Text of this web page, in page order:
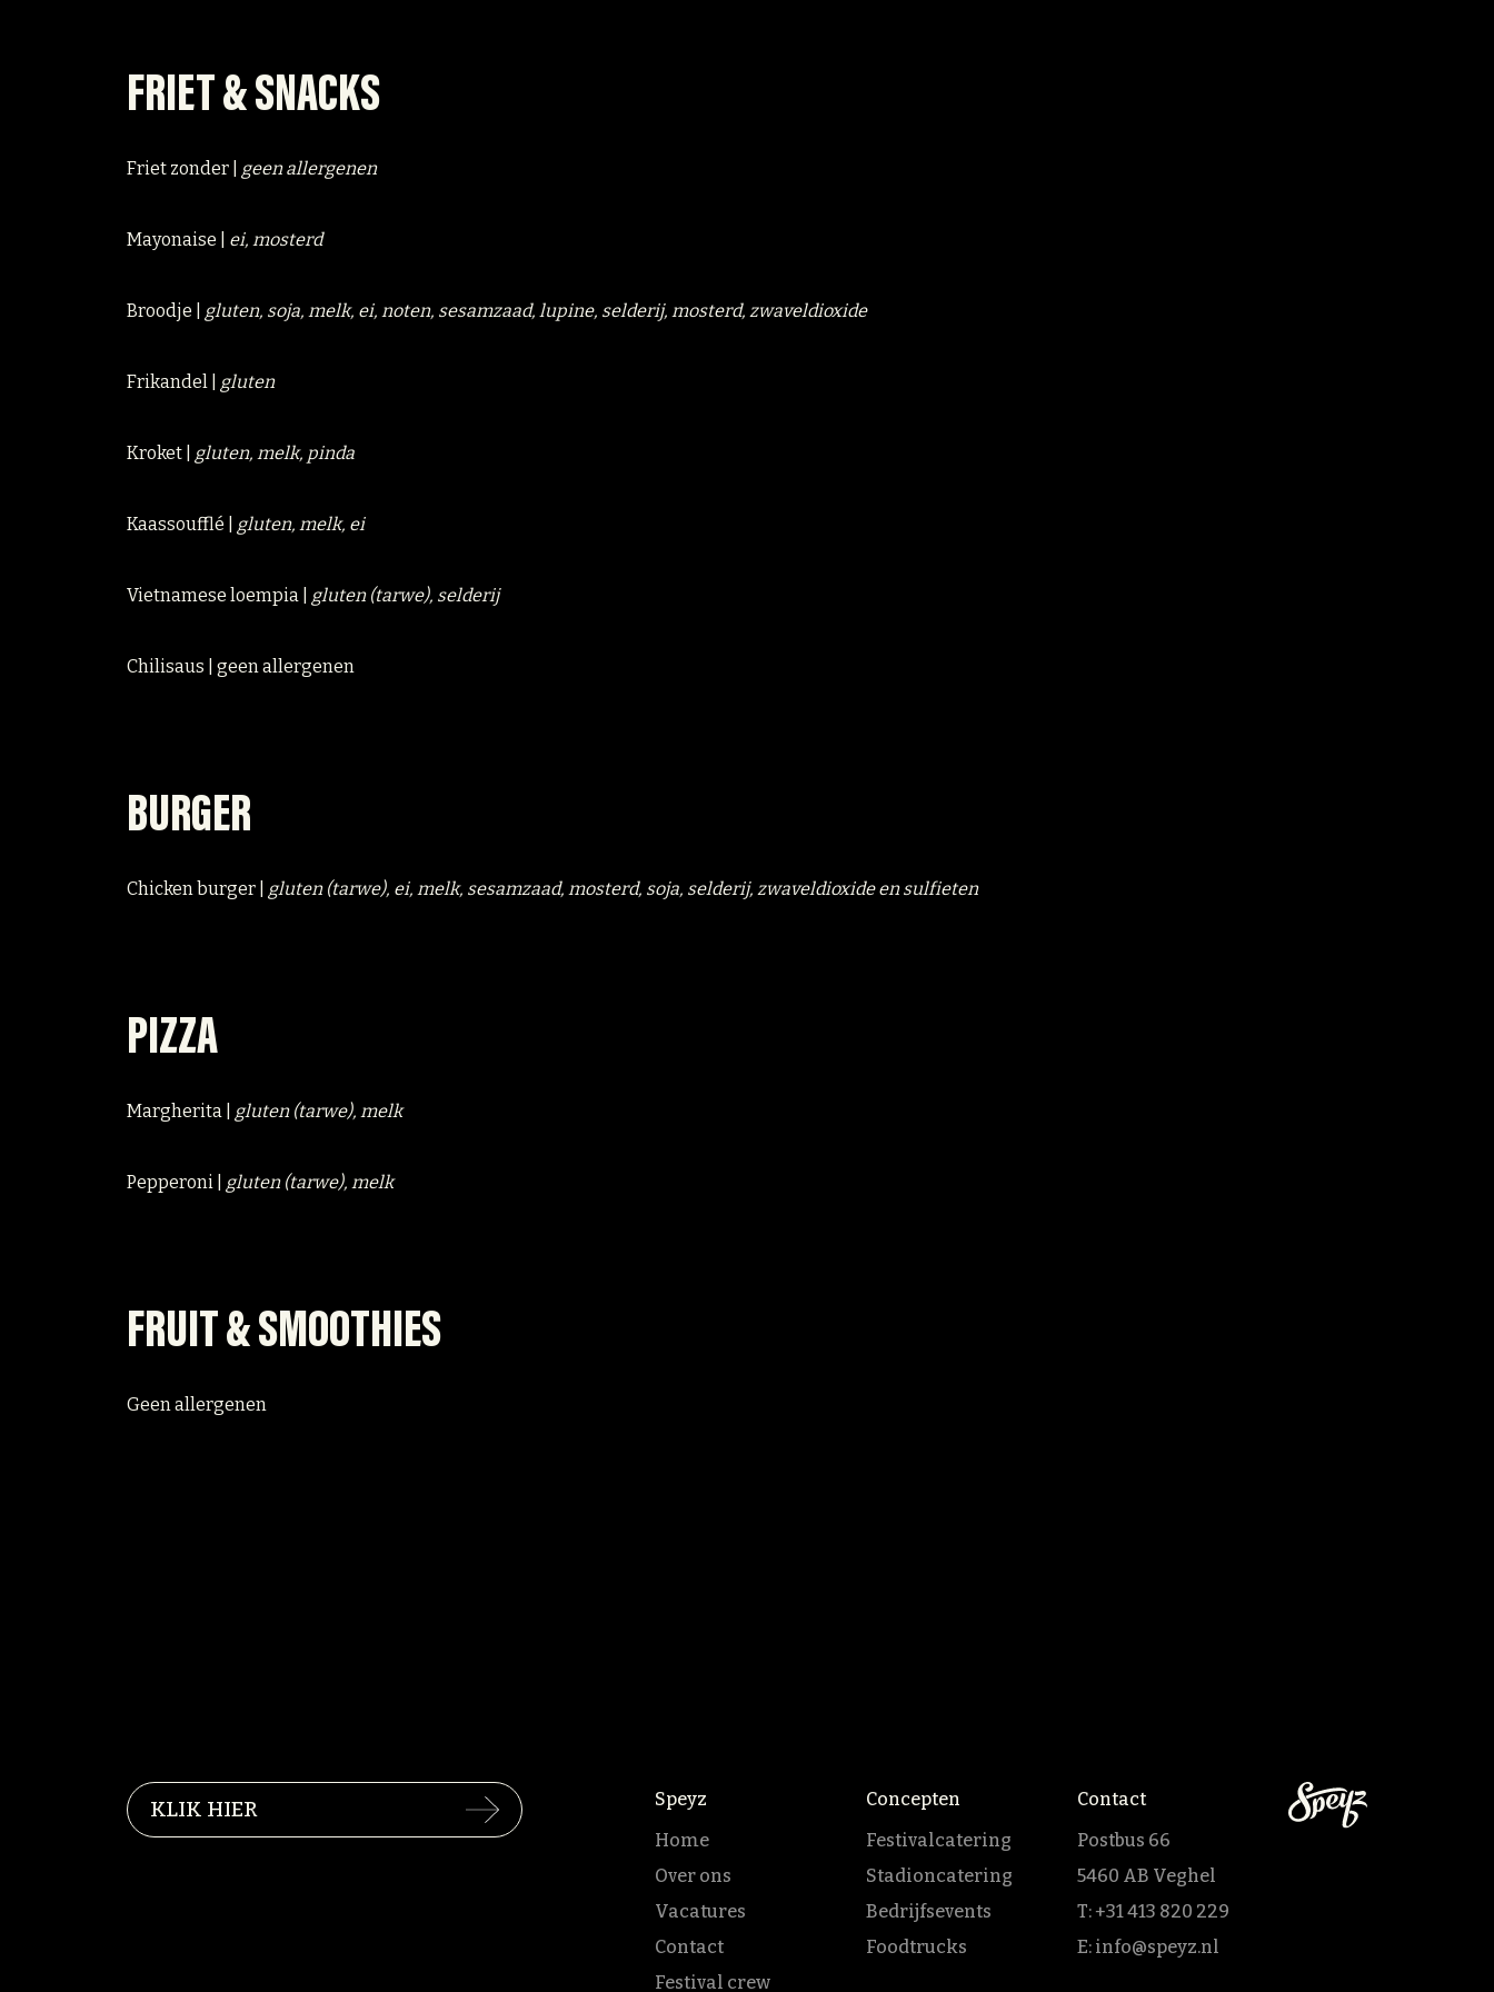
FRIET & SNACKS
Friet zonder | geen allergenen
Mayonaise | ei, mosterd
Broodje | gluten, soja, melk, ei, noten, sesamzaad, lupine, selderij, mosterd, zwaveldioxide
Frikandel | gluten
Kroket | gluten, melk, pinda
Kaassoufflé | gluten, melk, ei
Vietnamese loempia | gluten (tarwe), selderij
Chilisaus | geen allergenen
BURGER
Chicken burger | gluten (tarwe), ei, melk, sesamzaad, mosterd, soja, selderij, zwaveldioxide en sulfieten
PIZZA
Margherita | gluten (tarwe), melk
Pepperoni | gluten (tarwe), melk
FRUIT & SMOOTHIES
Geen allergenen
KLIK HIER
Speyz
Home
Over ons
Vacatures
Contact
Festival crew
Concepten
Festivalcatering
Stadioncatering
Bedrijfsevents
Foodtrucks
Contact
Postbus 66
5460 AB Veghel
T: +31 413 820 229
E: info@speyz.nl